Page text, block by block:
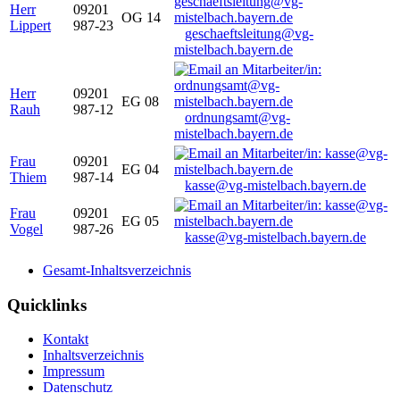
Herr
Lippert
09201
987-23
OG 14
geschaeftsleitung@vg-
mistelbach.bayern.de
Herr
Rauh
09201
987-12
EG 08
ordnungsamt@vg-
mistelbach.bayern.de
Frau
Thiem
09201
987-14
EG 04
kasse@vg-mistelbach.bayern.de
Frau
Vogel
09201
987-26
EG 05
kasse@vg-mistelbach.bayern.de
Gesamt-Inhaltsverzeichnis
Quicklinks
Kontakt
Inhaltsverzeichnis
Impressum
Datenschutz